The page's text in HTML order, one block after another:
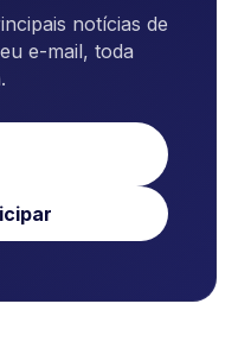
notícias de
e-mail, toda